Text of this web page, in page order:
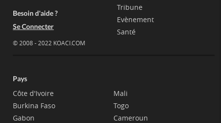
Besoin d'aide ?
Se Connecter
© 2008 - 2022 KOACI.COM
Tribune
Evènement
Santé
Pays
Côte d'Ivoire
Burkina Faso
Gabon
Mali
Togo
Cameroun